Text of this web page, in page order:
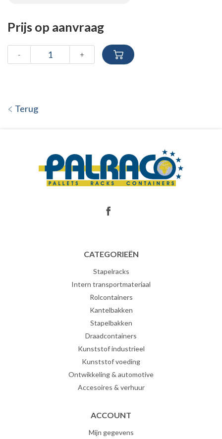
Prijs op aanvraag
- +
Terug
CATEGORIEËN
Stapelracks
Intern transportmateriaal
Rolcontainers
Kantelbakken
Stapelbakken
Draadcontainers
Kunststof industrieel
Kunststof voeding
Ontwikkeling & automotive
Accesoires & verhuur
ACCOUNT
Mijn gegevens